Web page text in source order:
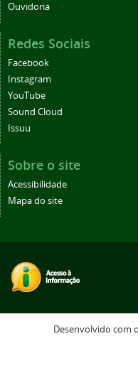
Ouvidoria
Redes Sociais
Facebook
Instagram
YouTube
Sound Cloud
Issuu
Sobre o site
Acessibilidade
Mapa do site
Desenvolvido com